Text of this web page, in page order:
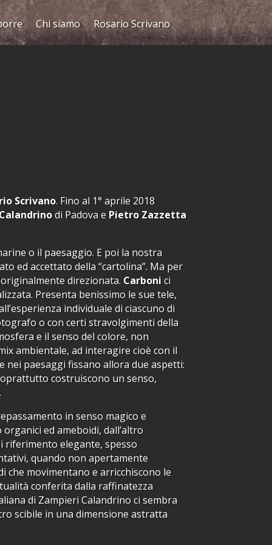
Chi siamo Rosario Scrivano
Scrivano. Fino al 1° aprile 2018
di Padova e Pietro Zazzetta
o il paesaggio. E poi la nostra
ed accettato della “cartolina”. Ma per
direzionata. Carbonici
Presenta benissimo le sue tele,
individuale di ciascuno di
o con certi stravolgimenti della
e il senso del colore, non
ambientale, ad interagire cioè con il
nei paesaggi fissano allora due aspetti:
costruiscono un senso,
in senso magico e
ed ameboidi, dall’altro
riferimento elegante, spesso
quando non apertamente
che movimentano e arricchiscono le
conferita dalla raffinatezza
di Zampieri Calandrino ci sembra
scibile in una dimensione astratta